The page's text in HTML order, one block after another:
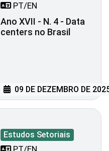
PT/EN
Ano XVII - N. 4 - Data
centers no Brasil
09 DE DEZEMBRO DE
Estudos Setoriais